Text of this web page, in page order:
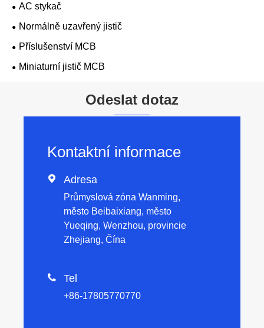
AC stykač
Normálně uzavřený jistič
Příslušenství MCB
Miniaturní jistič MCB
Odeslat dotaz
Kontaktní informace
 Adresa
Průmyslová zóna Wanming,
město Beibaixiang, město
Yueqing, Wenzhou, provincie
Zhejiang, Čína
 Tel
+86-17805770770